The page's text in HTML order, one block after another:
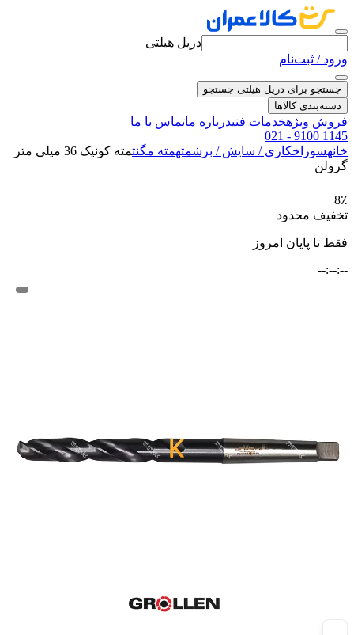
دریل هیلتی
ورود / ثبت‌نام
جستجو برای دریل هیلتی جستجو
دسته‌بندی کالاها
فروش ویژهخدمات فنیدرباره ماتماس با ما
021 - 9100 1145
خانهسوراخکاری / سایش / برشمتهمته مگنت
مته کونیک 36 میلی متر
گرولن
8٪
تخفیف محدود
فقط تا پایان امروز
--:--:--